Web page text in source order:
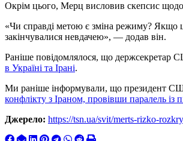
Окрім цього, Мерц висловив скепсис
«Чи справді метою є зміна режиму? Якщо
закінчувалися невдачею», — додав він.
Раніше повідомлялося, що держсекретар
в Україні та Ірані.
Ми раніше інформували, що президент
конфлікту з Іраном, провівши паралель із
Джерело: https://tsn.ua/svit/merts-rizko-